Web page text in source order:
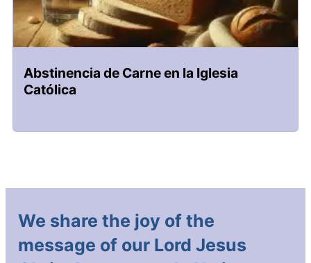
Abstinencia de Carne en la Iglesia
Católica
We share the joy of the
message of our Lord Jesus